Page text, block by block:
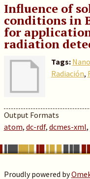
Influence of
conditions in
for
radiation
Tags:
Radiación,
Output Formats
atom, dc-rdf, dcmes-xml,
Proudly powered by